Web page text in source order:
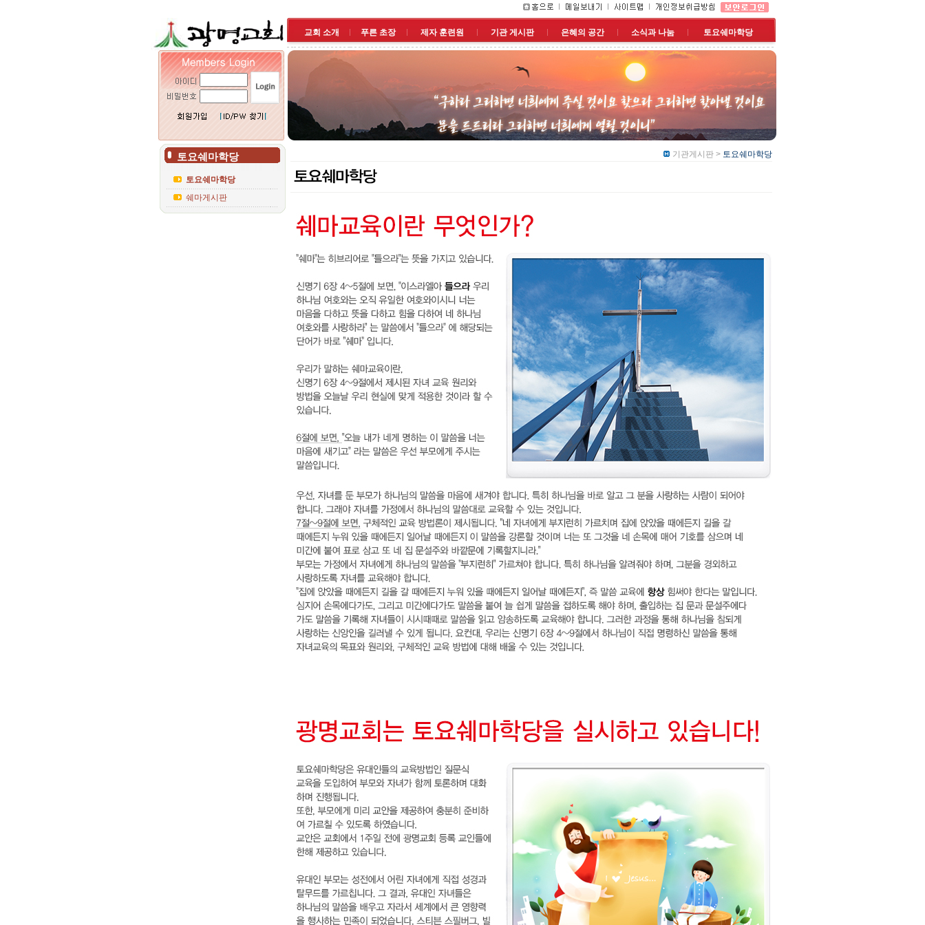
교회 소개 푸른 초장 제자 훈련원 기관 게시판 은혜의 공간 소식과 나눔 토요쉐마학당
토요쉐마학당
토요쉐마학당
쉐마게시판
기관게시판 > 토요쉐마학당